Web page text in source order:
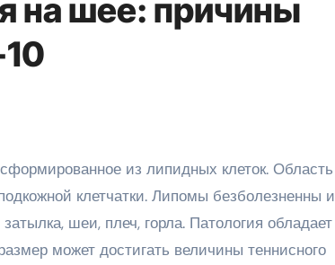
на шее: причины
клетчатки. Липомы безболезненны и
шеи, плеч, горла. Патология обладает
может достигать величины теннисного